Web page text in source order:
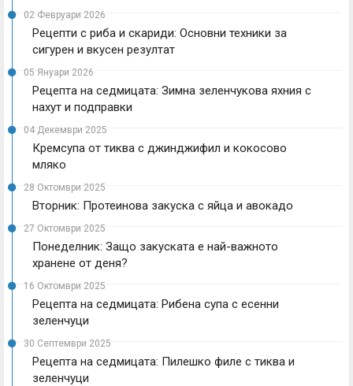
02 Февруари 2026
Рецепти с риба и скариди: Основни техники за
сигурен и вкусен резултат
05 Януари 2026
Рецепта на седмицата: Зимна зеленчукова яхния с
нахут и подправки
04 Декември 2025
Кремсупа от тиква с джинджифил и кокосово
мляко
28 Октомври 2025
Вторник: Протеинова закуска с яйца и авокадо
27 Октомври 2025
Понеделник: Защо закуската е най-важното
хранене от деня?
16 Октомври 2025
Рецепта на седмицата: Рибена супа с есенни
зеленчуци
30 Септември 2025
Рецепта на седмицата: Пилешко филе с тиква и
зеленчуци